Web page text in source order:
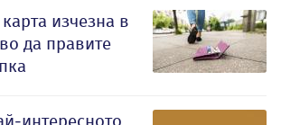
изчезна в
да правите
интересното